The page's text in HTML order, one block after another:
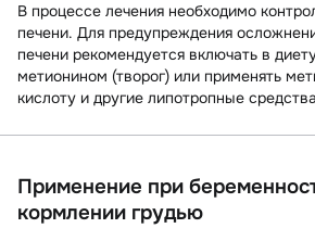
В процессе лечения необходимо
печени. Для предупреждения
печени рекомендуется включать в
метионином (творог) или применять
кислоту и другие липотропные
Применение при
кормлении грудью